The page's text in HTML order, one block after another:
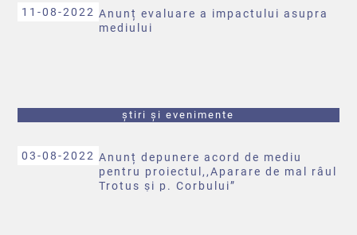
11-08-2022 Anunț evaluare a impactului asupra
mediului
știri și evenimente
03-08-2022 Anunț depunere acord de mediu
pentru proiectul,,Aparare de mal râul
Trotus și p. Corbului”